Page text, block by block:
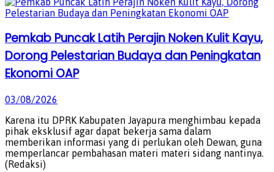
Pemkab Puncak Latih Perajin Noken Kulit Kayu,
Dorong Pelestarian Budaya dan Peningkatan
Ekonomi OAP
03/08/2026
Karena itu DPRK Kabupaten Jayapura menghimbau kepada
pihak eksklusif agar dapat bekerja sama dalam
memberikan informasi yang di perlukan oleh Dewan, guna
memperlancar pembahasan materi materi sidang nantinya.
(Redaksi)